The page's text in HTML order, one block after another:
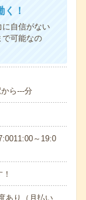
！
自信がない
可能なの
ら---分
～19:0
あり（月払い